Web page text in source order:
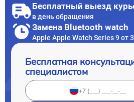
Бесплатный выезд
в день обращения
Замена Bluetooth watch
Apple Apple Watch Series 9 от
Бесплатная
специалистом